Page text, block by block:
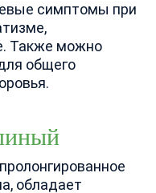
симптомы при
Также можно
общего
обладает